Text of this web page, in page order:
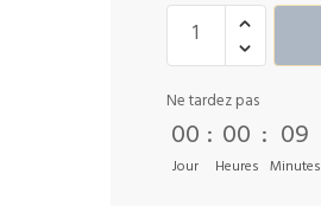
Ne tardez pas
00
Jour
: 00
Heures
: 09
Minutes